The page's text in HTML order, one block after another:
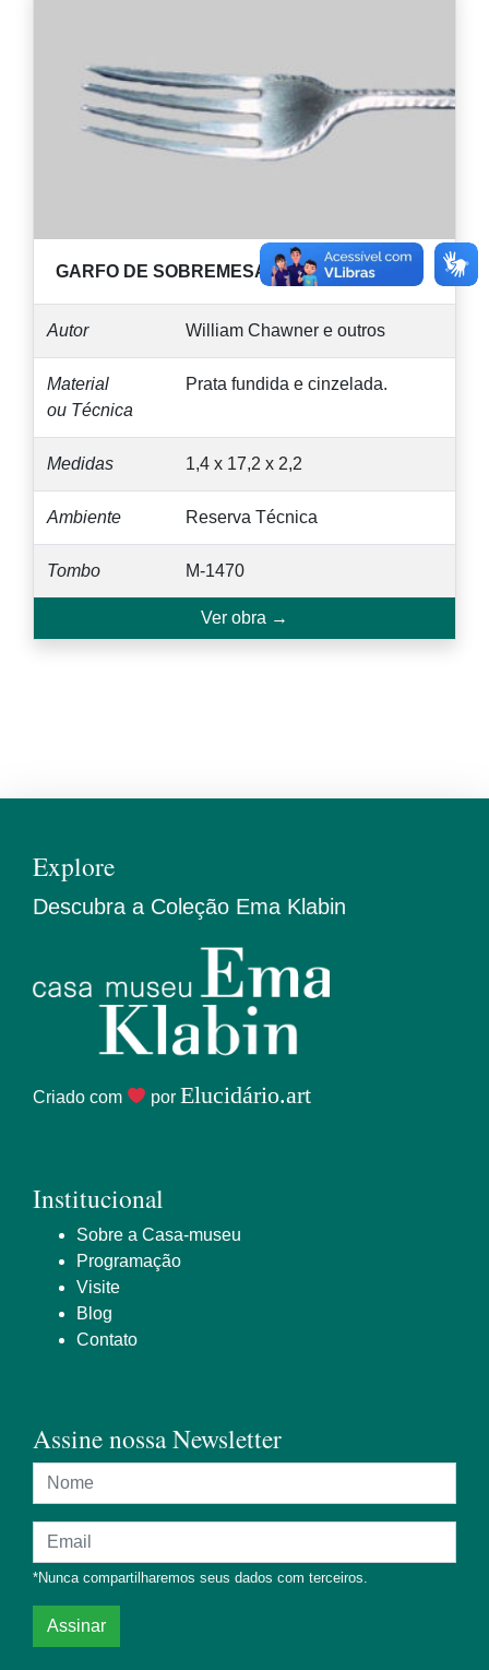
GARFO DE SOBREMESA,Séc. XIX. 1826-1838.
Autor William Chawner e outros
Material
ou Técnica
Prata fundida e cinzelada.
Medidas 1,4 x 17,2 x 2,2
Ambiente Reserva Técnica
Tombo M-1470
Ver obra →
Explore
Descubra a Coleção Ema Klabin
Criado com por Elucidário.art
Institucional
Sobre a Casa-museu
Programação
Visite
Blog
Contato
Assine nossa Newsletter
Nome
Endereço de e-mail
*Nunca compartilharemos seus dados com terceiros.
Assinar